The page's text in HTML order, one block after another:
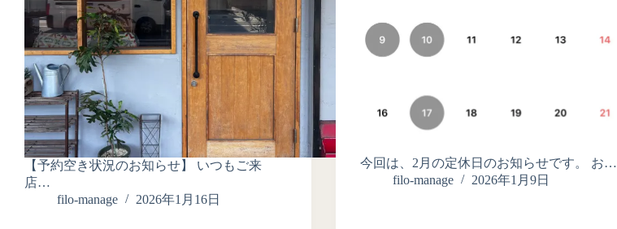
【予約空き状況のお知らせ】 いつもご来
店…
filo-manage
2026年1月16日
今回は、2月の定休日のお知らせです。 お…
filo-manage
2026年1月9日